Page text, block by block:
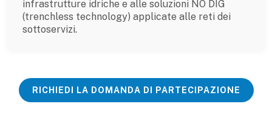
infrastrutture idriche e alle soluzioni NO DIG
(trenchless technology) applicate alle reti dei
sottoservizi.
RICHIEDI LA DOMANDA DI PARTECIPAZIONE